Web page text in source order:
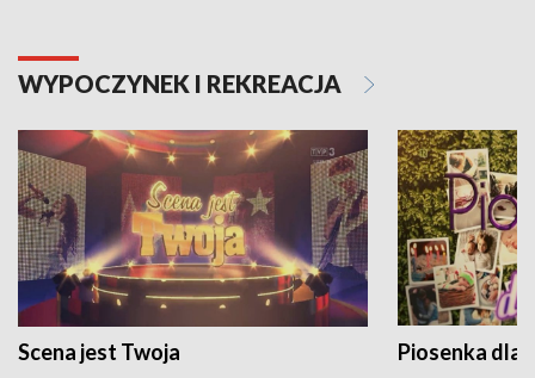
WYPOCZYNEK I REKREACJA
Scena jest Twoja Piosenka dla